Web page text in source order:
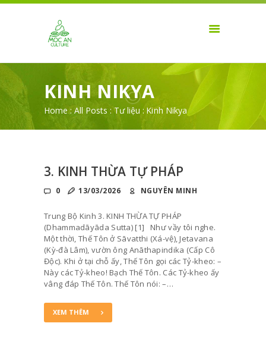
KINH NIKYA
Home All Posts Tư liệu Kinh Nikya
GIỚI THIỆU
TIN TỨC
THIỀN & SỨC
KHỎE
3. KINH THỪA TỰ PHÁP
0 13/03/2026 NGUYÊN MINH
Trung Bộ Kinh 3. KINH THỪA TỰ PHÁP
(Dhammadāyāda Sutta) [1] Như vầy tôi nghe.
Một thời, Thế Tôn ở Sāvatthi (Xá-vệ), Jetavana
(Kỳ-đà Lâm), vườn ông Anāthapindika (Cấp Cô
Độc). Khi ở tại chỗ ấy, Thế Tôn gọi các Tỷ-kheo: –
Này các Tỷ-kheo! Bạch Thế Tôn. Các Tỷ-kheo ấy
vâng đáp Thế Tôn. Thế Tôn nói: –…
XEM THÊM